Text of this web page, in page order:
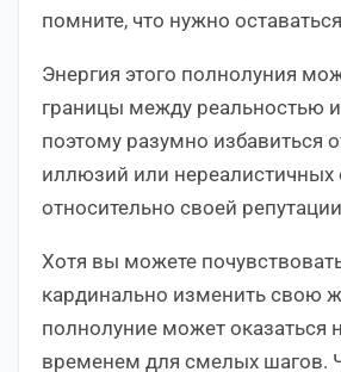
помните, что нужно
Энергия этого полнолуния
границы между реальностью
поэтому разумно избавиться
иллюзий или
относительно своей
Хотя вы можете
кардинально изменить свою
полнолуние может оказаться
временем для смелых шагов.